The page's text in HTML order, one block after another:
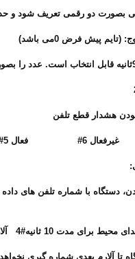
مدت آلارم 5 دقیقه می باشد. مثلا برای 5 دقیقه آلارم نمودن عدد 05 را وارد نمایید. در صورت ورود عدد
فعال 5#
آلارم نمودن#3 غیر مسلح کردن2# مسلح کردن #1
تا آلارم بعدی شماره گیری نخواهد